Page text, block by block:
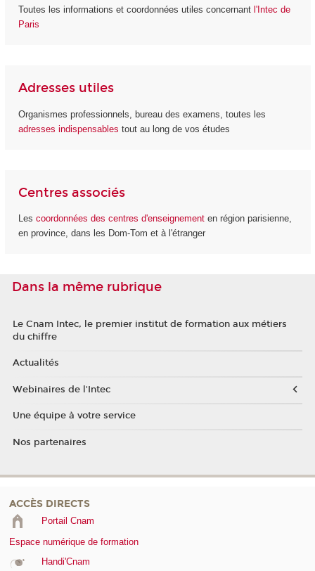
Toutes les informations et coordonnées utiles concernant l'Intec de
Paris
Adresses utiles
Organismes professionnels, bureau des examens, toutes les
adresses indispensables tout au long de vos études
Centres associés
Les coordonnées des centres d'enseignement en région parisienne,
en province, dans les Dom-Tom et à l'étranger
Dans la même rubrique
Le Cnam Intec, le premier institut de formation aux métiers
du chiffre
Actualités
Webinaires de l'Intec
Une équipe à votre service
Nos partenaires
ACCÈS DIRECTS
Portail Cnam
Espace numérique de formation
Handi'Cnam